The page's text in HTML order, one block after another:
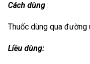
Cách dùng :
Thuốc dùng qua đường
Liều dùng: